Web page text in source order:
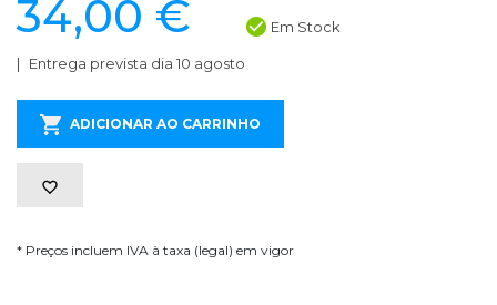
34,00 € Em Stock
Entrega prevista dia 10 agosto
ADICIONAR AO CARRINHO
* Preços incluem IVA à taxa (legal) em vigor